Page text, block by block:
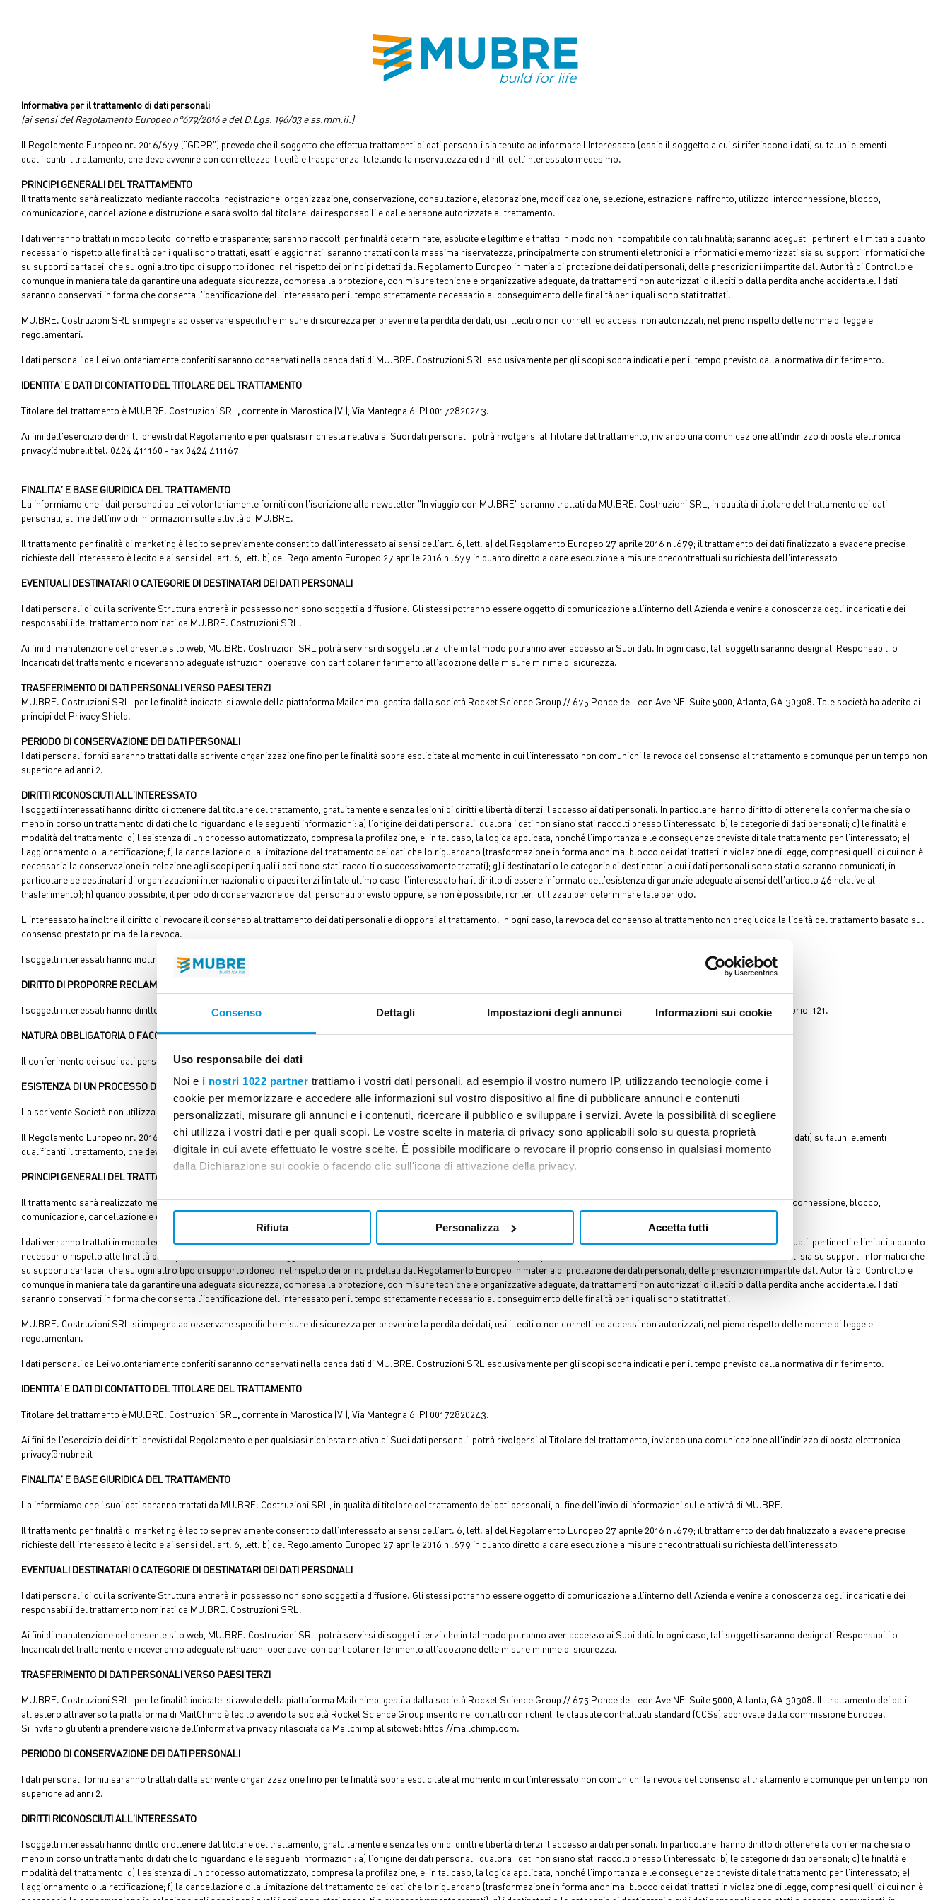
Consenso Dettagli Impostazioni degli annunci Informazioni sui cookie
Uso responsabile dei dati
Noi e i nostri 1022 partner trattiamo i vostri dati personali, ad esempio il vostro numero IP, utilizzando tecnologie come i
cookie per memorizzare e accedere alle informazioni sul vostro dispositivo al fine di pubblicare annunci e contenuti
personalizzati, misurare gli annunci e i contenuti, ricercare il pubblico e sviluppare i servizi. Avete la possibilità di scegliere
chi utilizza i vostri dati e per quali scopi. Le vostre scelte in materia di privacy sono applicabili solo su questa proprietà
digitale in cui avete effettuato le vostre scelte. È possibile modificare o revocare il proprio consenso in qualsiasi momento
dalla Dichiarazione sui cookie o facendo clic sull'icona di attivazione della privacy.
Con il tuo consenso, vorremmo anche:
Identificare il tuo dispositivo, scansionandolo attivamente alla ricerca di caratteristiche specifiche (impronte
Approfondisci come vengono elaborati i tuoi dati personali e imposta le tue preferenze nellasezione dettagli. Puoi
modificare o ritirare il tuo consenso in qualsiasi momento dalla Dichiarazione sui cookie.
Utilizziamo i cookie per personalizzare contenuti ed annunci, per fornire funzionalità dei social media e per analizzare il
di analisi dei dati web, pubblicità e social media, i quali potrebbero combinarle con altre informazioni che ha fornito loro o
Rifiuta Personalizza Accetta tutti
Informativa per il trattamento di dati personali
(ai sensi del Regolamento Europeo n°679/2016 e del D.Lgs. 196/03 e ss.mm.ii.)
Il Regolamento Europeo nr. 2016/679 (“GDPR”) prevede che il soggetto che effettua trattamenti di dati personali sia tenuto ad informare l’Interessato (ossia il soggetto a cui si riferiscono i dati) su taluni elementi
qualificanti il trattamento, che deve avvenire con correttezza, liceità e trasparenza, tutelando la riservatezza ed i diritti dell’Interessato medesimo.
PRINCIPI GENERALI DEL TRATTAMENTO
Il trattamento sarà realizzato mediante raccolta, registrazione, organizzazione, conservazione, consultazione, elaborazione, modificazione, selezione, estrazione, raffronto, utilizzo, interconnessione, blocco,
comunicazione, cancellazione e distruzione e sarà svolto dal titolare, dai responsabili e dalle persone autorizzate al trattamento.
I dati verranno trattati in modo lecito, corretto e trasparente; saranno raccolti per finalità determinate, esplicite e legittime e trattati in modo non incompatibile con tali finalità; saranno adeguati, pertinenti e limitati a quanto
necessario rispetto alle finalità per i quali sono trattati, esatti e aggiornati; saranno trattati con la massima riservatezza, principalmente con strumenti elettronici e informatici e memorizzati sia su supporti informatici che
su supporti cartacei, che su ogni altro tipo di supporto idoneo, nel rispetto dei principi dettati dal Regolamento Europeo in materia di protezione dei dati personali, delle prescrizioni impartite dall’Autorità di Controllo e
comunque in maniera tale da garantire una adeguata sicurezza, compresa la protezione, con misure tecniche e organizzative adeguate, da trattamenti non autorizzati o illeciti o dalla perdita anche accidentale. I dati
saranno conservati in forma che consenta l’identificazione dell’interessato per il tempo strettamente necessario al conseguimento delle finalità per i quali sono stati trattati.
MU.BRE. Costruzioni SRL si impegna ad osservare specifiche misure di sicurezza per prevenire la perdita dei dati, usi illeciti o non corretti ed accessi non autorizzati, nel pieno rispetto delle norme di legge e
regolamentari.
I dati personali da Lei volontariamente conferiti saranno conservati nella banca dati di MU.BRE. Costruzioni SRL esclusivamente per gli scopi sopra indicati e per il tempo previsto dalla normativa di riferimento.
IDENTITA’ E DATI DI CONTATTO DEL TITOLARE DEL TRATTAMENTO
Titolare del trattamento è MU.BRE. Costruzioni SRL, corrente in Marostica (VI), Via Mantegna 6, PI 00172820243.
Ai fini dell'esercizio dei diritti previsti dal Regolamento e per qualsiasi richiesta relativa ai Suoi dati personali, potrà rivolgersi al Titolare del trattamento, inviando una comunicazione all'indirizzo di posta elettronica
privacy@mubre.it tel. 0424 411160 - fax 0424 411167
FINALITA’ E BASE GIURIDICA DEL TRATTAMENTO
La informiamo che i dait personali da Lei volontariamente forniti con l'iscrizione alla newsletter "In viaggio con MU.BRE" saranno trattati da MU.BRE. Costruzioni SRL, in qualità di titolare del trattamento dei dati
personali, al fine dell’invio di informazioni sulle attività di MU.BRE.
Il trattamento per finalità di marketing è lecito se previamente consentito dall’interessato ai sensi dell’art. 6, lett. a) del Regolamento Europeo 27 aprile 2016 n .679; il trattamento dei dati finalizzato a evadere precise
richieste dell’interessato è lecito e ai sensi dell’art. 6, lett. b) del Regolamento Europeo 27 aprile 2016 n .679 in quanto diretto a dare esecuzione a misure precontrattuali su richiesta dell’interessato
EVENTUALI DESTINATARI O CATEGORIE DI DESTINATARI DEI DATI PERSONALI
I dati personali di cui la scrivente Struttura entrerà in possesso non sono soggetti a diffusione. Gli stessi potranno essere oggetto di comunicazione all’interno dell’Azienda e venire a conoscenza degli incaricati e dei
responsabili del trattamento nominati da MU.BRE. Costruzioni SRL.
Ai fini di manutenzione del presente sito web, MU.BRE. Costruzioni SRL potrà servirsi di soggetti terzi che in tal modo potranno aver accesso ai Suoi dati. In ogni caso, tali soggetti saranno designati Responsabili o
Incaricati del trattamento e riceveranno adeguate istruzioni operative, con particolare riferimento all’adozione delle misure minime di sicurezza.
TRASFERIMENTO DI DATI PERSONALI VERSO PAESI TERZI
MU.BRE. Costruzioni SRL, per le finalità indicate, si avvale della piattaforma Mailchimp, gestita dalla società Rocket Science Group // 675 Ponce de Leon Ave NE, Suite 5000, Atlanta, GA 30308. Tale società ha aderito ai
principi del Privacy Shield.
PERIODO DI CONSERVAZIONE DEI DATI PERSONALI
I dati personali forniti saranno trattati dalla scrivente organizzazione fino per le finalità sopra esplicitate al momento in cui l’interessato non comunichi la revoca del consenso al trattamento e comunque per un tempo non
superiore ad anni 2.
DIRITTI RICONOSCIUTI ALL’INTERESSATO
I soggetti interessati hanno diritto di ottenere dal titolare del trattamento, gratuitamente e senza lesioni di diritti e libertà di terzi, l’accesso ai dati personali. In particolare, hanno diritto di ottenere la conferma che sia o
meno in corso un trattamento di dati che lo riguardano e le seguenti informazioni: a) l’origine dei dati personali, qualora i dati non siano stati raccolti presso l’interessato; b) le categorie di dati personali; c) le finalità e
modalità del trattamento; d) l’esistenza di un processo automatizzato, compresa la profilazione, e, in tal caso, la logica applicata, nonché l’importanza e le conseguenze previste di tale trattamento per l’interessato; e)
l’aggiornamento o la rettificazione; f) la cancellazione o la limitazione del trattamento dei dati che lo riguardano (trasformazione in forma anonima, blocco dei dati trattati in violazione di legge, compresi quelli di cui non è
necessaria la conservazione in relazione agli scopi per i quali i dati sono stati raccolti o successivamente trattati); g) i destinatari o le categorie di destinatari a cui i dati personali sono stati o saranno comunicati, in
particolare se destinatari di organizzazioni internazionali o di paesi terzi (in tale ultimo caso, l’interessato ha il diritto di essere informato dell’esistenza di garanzie adeguate ai sensi dell’articolo 46 relative al
trasferimento); h) quando possibile, il periodo di conservazione dei dati personali previsto oppure, se non è possibile, i criteri utilizzati per determinare tale periodo.
L’interessato ha inoltre il diritto di revocare il consenso al trattamento dei dati personali e di opporsi al trattamento. In ogni caso, la revoca del consenso al trattamento non pregiudica la liceità del trattamento basato sul
consenso prestato prima della revoca.
I soggetti interessati hanno inoltre diritto alla portabilità dei dati.
DIRITTO DI PROPORRE RECLAMO
I soggetti interessati hanno diritto di proporre reclamo all’Autorità di Controllo, rappresentata in Italia dal Garante per la Protezione dei Dai Personali, con sede in Roma, Piazza Monte Citorio, 121.
NATURA OBBLIGATORIA O FACOLTATIVA DEL CONFERIMENTO DEI DATI
Il conferimento dei suoi dati personali è facoltativo. Il suo rifiuto impedirà all’Azienda di espletare le finalità indicate nella presente informativa.
ESISTENZA DI UN PROCESSO DECISIONALE AUTOMATIZZATO
La scrivente Società non utilizza processi decisionali automatizzati.
Il Regolamento Europeo nr. 2016/679 (“GDPR”) prevede che il soggetto che effettua trattamenti di dati personali sia tenuto ad informare l’Interessato (ossia il soggetto a cui si riferiscono i dati) su taluni elementi
qualificanti il trattamento, che deve avvenire con correttezza, liceità e trasparenza, tutelando la riservatezza ed i diritti dell’Interessato medesimo.
PRINCIPI GENERALI DEL TRATTAMENTO
Il trattamento sarà realizzato mediante raccolta, registrazione, organizzazione, conservazione, consultazione, elaborazione, modificazione, selezione, estrazione, raffronto, utilizzo, interconnessione, blocco,
comunicazione, cancellazione e distruzione e sarà svolto dal titolare, dai responsabili e dalle persone autorizzate al trattamento.
I dati verranno trattati in modo lecito, corretto e trasparente; saranno raccolti per finalità determinate, esplicite e legittime e trattati in modo non incompatibile con tali finalità; saranno adeguati, pertinenti e limitati a quanto
necessario rispetto alle finalità per i quali sono trattati, esatti e aggiornati; saranno trattati con la massima riservatezza, principalmente con strumenti elettronici e informatici e memorizzati sia su supporti informatici che
su supporti cartacei, che su ogni altro tipo di supporto idoneo, nel rispetto dei principi dettati dal Regolamento Europeo in materia di protezione dei dati personali, delle prescrizioni impartite dall’Autorità di Controllo e
comunque in maniera tale da garantire una adeguata sicurezza, compresa la protezione, con misure tecniche e organizzative adeguate, da trattamenti non autorizzati o illeciti o dalla perdita anche accidentale. I dati
saranno conservati in forma che consenta l’identificazione dell’interessato per il tempo strettamente necessario al conseguimento delle finalità per i quali sono stati trattati.
MU.BRE. Costruzioni SRL si impegna ad osservare specifiche misure di sicurezza per prevenire la perdita dei dati, usi illeciti o non corretti ed accessi non autorizzati, nel pieno rispetto delle norme di legge e
regolamentari.
I dati personali da Lei volontariamente conferiti saranno conservati nella banca dati di MU.BRE. Costruzioni SRL esclusivamente per gli scopi sopra indicati e per il tempo previsto dalla normativa di riferimento.
IDENTITA’ E DATI DI CONTATTO DEL TITOLARE DEL TRATTAMENTO
Titolare del trattamento è MU.BRE. Costruzioni SRL, corrente in Marostica (VI), Via Mantegna 6, PI 00172820243.
Ai fini dell'esercizio dei diritti previsti dal Regolamento e per qualsiasi richiesta relativa ai Suoi dati personali, potrà rivolgersi al Titolare del trattamento, inviando una comunicazione all'indirizzo di posta elettronica
privacy@mubre.it
FINALITA’ E BASE GIURIDICA DEL TRATTAMENTO
La informiamo che i suoi dati saranno trattati da MU.BRE. Costruzioni SRL, in qualità di titolare del trattamento dei dati personali, al fine dell’invio di informazioni sulle attività di MU.BRE.
Il trattamento per finalità di marketing è lecito se previamente consentito dall’interessato ai sensi dell’art. 6, lett. a) del Regolamento Europeo 27 aprile 2016 n .679; il trattamento dei dati finalizzato a evadere precise
richieste dell’interessato è lecito e ai sensi dell’art. 6, lett. b) del Regolamento Europeo 27 aprile 2016 n .679 in quanto diretto a dare esecuzione a misure precontrattuali su richiesta dell’interessato
EVENTUALI DESTINATARI O CATEGORIE DI DESTINATARI DEI DATI PERSONALI
I dati personali di cui la scrivente Struttura entrerà in possesso non sono soggetti a diffusione. Gli stessi potranno essere oggetto di comunicazione all’interno dell’Azienda e venire a conoscenza degli incaricati e dei
responsabili del trattamento nominati da MU.BRE. Costruzioni SRL.
Ai fini di manutenzione del presente sito web, MU.BRE. Costruzioni SRL potrà servirsi di soggetti terzi che in tal modo potranno aver accesso ai Suoi dati. In ogni caso, tali soggetti saranno designati Responsabili o
Incaricati del trattamento e riceveranno adeguate istruzioni operative, con particolare riferimento all’adozione delle misure minime di sicurezza.
TRASFERIMENTO DI DATI PERSONALI VERSO PAESI TERZI
MU.BRE. Costruzioni SRL, per le finalità indicate, si avvale della piattaforma Mailchimp, gestita dalla società Rocket Science Group // 675 Ponce de Leon Ave NE, Suite 5000, Atlanta, GA 30308. IL trattamento dei dati
all'estero attraverso la piattaforma di MailChimp è lecito avendo la società Rocket Science Group inserito nei contatti con i clienti le clausule contrattuali standard (CCSs) approvate dalla commissione Europea.
Si invitano gli utenti a prendere visione dell'informativa privacy rilasciata da Mailchimp al sitoweb: https://mailchimp.com.
PERIODO DI CONSERVAZIONE DEI DATI PERSONALI
I dati personali forniti saranno trattati dalla scrivente organizzazione fino per le finalità sopra esplicitate al momento in cui l’interessato non comunichi la revoca del consenso al trattamento e comunque per un tempo non
superiore ad anni 2.
DIRITTI RICONOSCIUTI ALL’INTERESSATO
I soggetti interessati hanno diritto di ottenere dal titolare del trattamento, gratuitamente e senza lesioni di diritti e libertà di terzi, l’accesso ai dati personali. In particolare, hanno diritto di ottenere la conferma che sia o
meno in corso un trattamento di dati che lo riguardano e le seguenti informazioni: a) l’origine dei dati personali, qualora i dati non siano stati raccolti presso l’interessato; b) le categorie di dati personali; c) le finalità e
modalità del trattamento; d) l’esistenza di un processo automatizzato, compresa la profilazione, e, in tal caso, la logica applicata, nonché l’importanza e le conseguenze previste di tale trattamento per l’interessato; e)
l’aggiornamento o la rettificazione; f) la cancellazione o la limitazione del trattamento dei dati che lo riguardano (trasformazione in forma anonima, blocco dei dati trattati in violazione di legge, compresi quelli di cui non è